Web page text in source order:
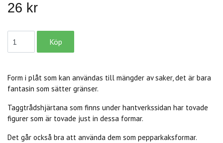
26 kr
Form i plåt som kan användas till mängder av saker, det är bara
fantasin som sätter gränser.
Taggtrådshjärtana som finns under hantverkssidan har tovade
figurer som är tovade just in dessa formar.
Det går också bra att använda dem som pepparkaksformar.